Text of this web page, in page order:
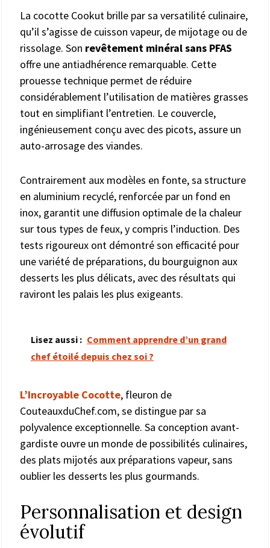
La cocotte Cookut brille par sa versatilité culinaire,
qu’il s’agisse de cuisson vapeur, de mijotage ou de
rissolage. Son revêtement minéral sans PFAS
offre une antiadhérence remarquable. Cette
prouesse technique permet de réduire
considérablement l’utilisation de matières grasses
tout en simplifiant l’entretien. Le couvercle,
ingénieusement conçu avec des picots, assure un
auto-arrosage des viandes.
Contrairement aux modèles en fonte, sa structure
en aluminium recyclé, renforcée par un fond en
inox, garantit une diffusion optimale de la chaleur
sur tous types de feux, y compris l’induction. Des
tests rigoureux ont démontré son efficacité pour
une variété de préparations, du bourguignon aux
desserts les plus délicats, avec des résultats qui
raviront les palais les plus exigeants.
Lisez aussi : Comment apprendre d’un grand
chef étoilé depuis chez soi ?
L’Incroyable Cocotte, fleuron de
CouteauxduChef.com, se distingue par sa
polyvalence exceptionnelle. Sa conception avant-
gardiste ouvre un monde de possibilités culinaires,
des plats mijotés aux préparations vapeur, sans
oublier les desserts les plus gourmands.
Personnalisation et design
évolutif